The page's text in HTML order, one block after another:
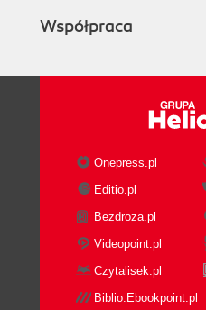
Współpraca
Onepress.pl
Editio.pl
Bezdroza.pl
Videopoint.pl
Czytalisek.pl
Biblio.Ebookpoint.pl